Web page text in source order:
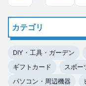
カテゴリ
DIY・工具・ガーデン
ギフトカード
スポー
パソコン・周辺機器